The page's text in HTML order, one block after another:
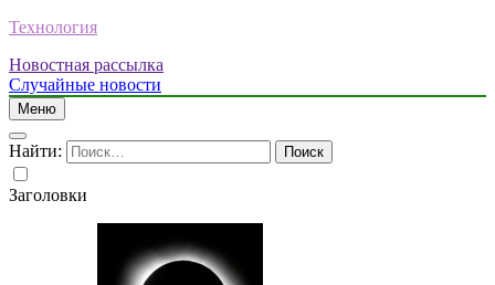
Технология
Новостная рассылка
Случайные новости
Меню
Найти:
Заголовки